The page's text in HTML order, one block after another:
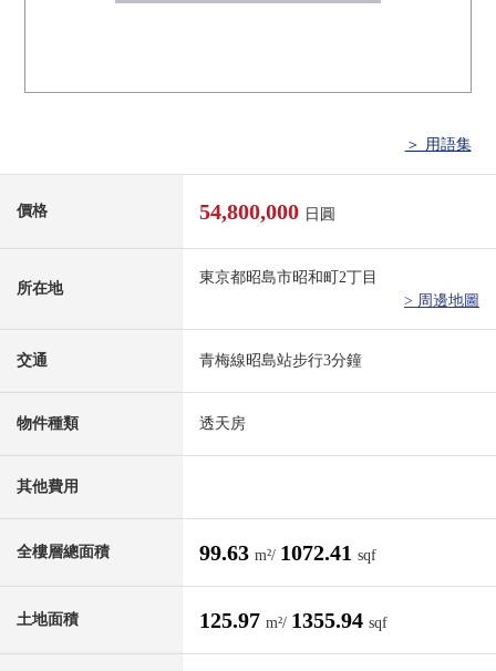
＞ 用語集
價格 54,800,000 日圓
所在地
東京都昭島市昭和町2丁目
> 周邊地圖
交通 青梅線昭島站步行3分鐘
物件種類 透天房
其他費用
全樓層總面積 99.63 m²/ 1072.41 sqf
土地面積 125.97 m²/ 1355.94 sqf